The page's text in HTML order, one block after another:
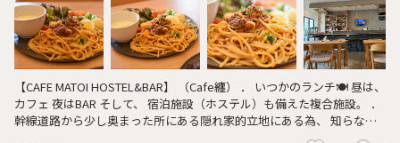
【CAFE MATOI HOSTEL&BAR】 （Cafe纏） ． いつかのランチ🍽️ 昼は、
カフェ 夜はBAR そして、 宿泊施設（ホステル）も備えた複合施設。 ．
幹線道路から少し奥まった所にある隠れ家的立地にある為、 知らなけ
れば気づきにくいかもしれません。 ． ランチは、 季節に応じたメニュ